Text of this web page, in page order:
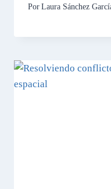
Por Laura Sánchez